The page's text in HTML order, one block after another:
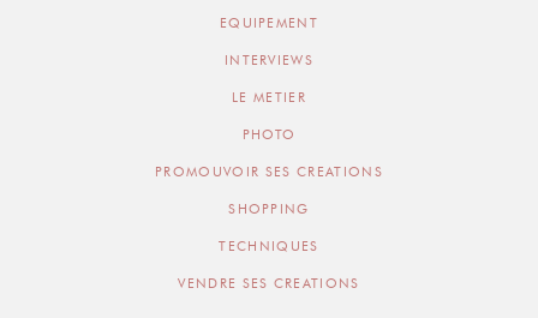
EQUIPEMENT
INTERVIEWS
LE METIER
PHOTO
PROMOUVOIR SES CREATIONS
SHOPPING
TECHNIQUES
VENDRE SES CREATIONS